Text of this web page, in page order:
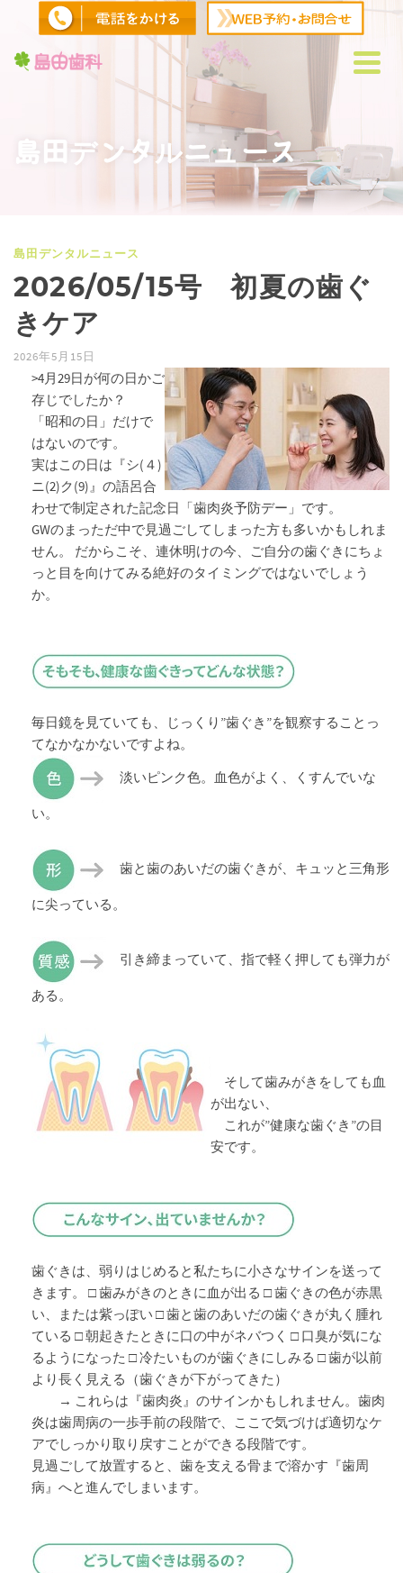
島田デンタルニュース
島田デンタルニュース
2026/05/15号 初夏の歯ぐ
きケア
2026年5月15日
>4月29日が何の日かご
存じでしたか？
「昭和の日」だけで
はないのです。
実はこの日は『シ(４)
ニ(2)ク(9)』の語呂合
わせで制定された記念日「歯肉炎予防デー」です。
GWのまっただ中で見過ごしてしまった方も多いかもしれま
せん。 だからこそ、連休明けの今、ご自分の歯ぐきにちょ
っと目を向けてみる絶好のタイミングではないでしょう
か。
毎日鏡を見ていても、じっくり”歯ぐき”を観察することっ
てなかなかないですよね。
淡いピンク色。血色がよく、くすんでいな
い。
歯と歯のあいだの歯ぐきが、キュッと三角形
に尖っている。
引き締まっていて、指で軽く押しても弾力が
ある。
そして歯みがきをしても血
が出ない、
これが”健康な歯ぐき”の目
安です。
歯ぐきは、弱りはじめると私たちに小さなサインを送って
きます。 □ 歯みがきのときに血が出る □ 歯ぐきの色が赤黒
い、または紫っぽい □ 歯と歯のあいだの歯ぐきが丸く腫れ
ている □ 朝起きたときに口の中がネバつく □ 口臭が気にな
るようになった □ 冷たいものが歯ぐきにしみる □ 歯が以前
より長く見える（歯ぐきが下がってきた）
→ これらは『歯肉炎』のサインかもしれません。歯肉
炎は歯周病の一歩手前の段階で、ここで気づけば適切なケ
アでしっかり取り戻すことができる段階です。
見過ごして放置すると、歯を支える骨まで溶かす『歯周
病』へと進んでしまいます。